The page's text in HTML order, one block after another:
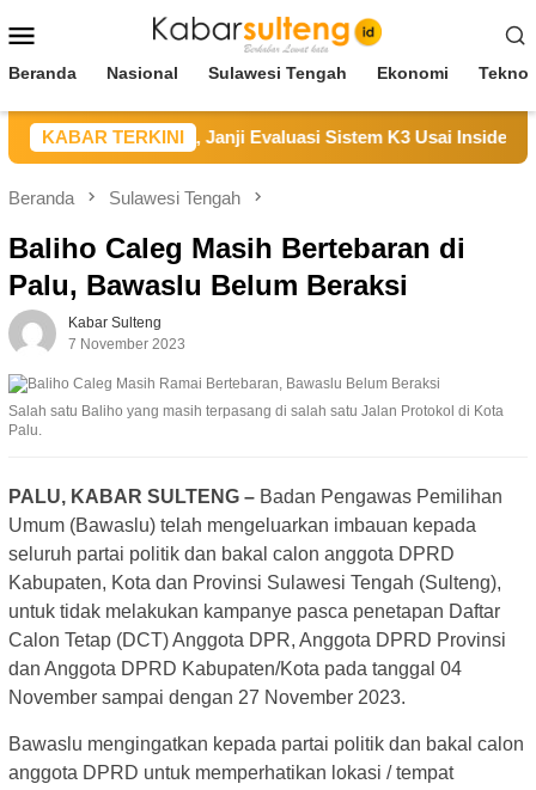
ke
Mobile
Beranda Nasional Sulawesi Tengah Ekonomi
KABAR TERKINI
Duka, Janji Evaluasi Sistem K3 Usai Insiden
Beranda Sulawesi Tengah
Baliho Caleg Masih Bertebaran di
Palu, Bawaslu Belum Beraksi
Kabar Sulteng
7 November 2023
Salah satu Baliho yang masih terpasang di salah satu Jalan Protokol di Kota
Palu.
PALU, KABAR SULTENG – Badan Pengawas Pemilihan
Umum (Bawaslu) telah mengeluarkan imbauan kepada
seluruh partai politik dan bakal calon anggota DPRD
Kabupaten, Kota dan Provinsi Sulawesi Tengah (Sulteng),
untuk tidak melakukan kampanye pasca penetapan Daftar
Calon Tetap (DCT) Anggota DPR, Anggota DPRD Provinsi
dan Anggota DPRD Kabupaten/Kota pada tanggal 04
November sampai dengan 27 November 2023.
Bawaslu mengingatkan kepada partai politik dan bakal calon
anggota DPRD untuk memperhatikan lokasi / tempat